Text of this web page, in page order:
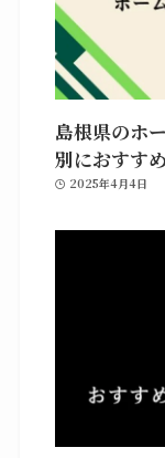
島根県のホ
別におすす
2025年4月4日